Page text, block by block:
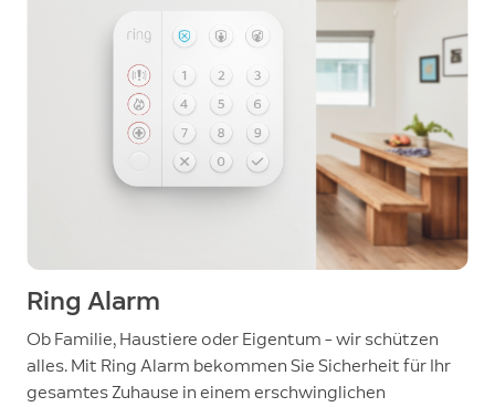
Ring Alarm
Ob Familie, Haustiere oder Eigentum – wir schützen
alles. Mit Ring Alarm bekommen Sie Sicherheit für Ihr
gesamtes Zuhause in einem erschwinglichen